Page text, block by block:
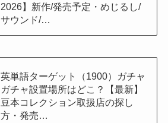
2026】新作/発売予定・めじるし/
サウンド/…
英単語ターゲット（1900）ガチャ
ガチャ設置場所はどこ？【最新】
豆本コレクション取扱店の探し
方・発売…